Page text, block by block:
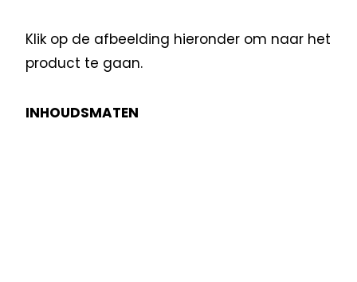
Klik op de afbeelding hieronder om naar het
product te gaan.
INHOUDSMATEN